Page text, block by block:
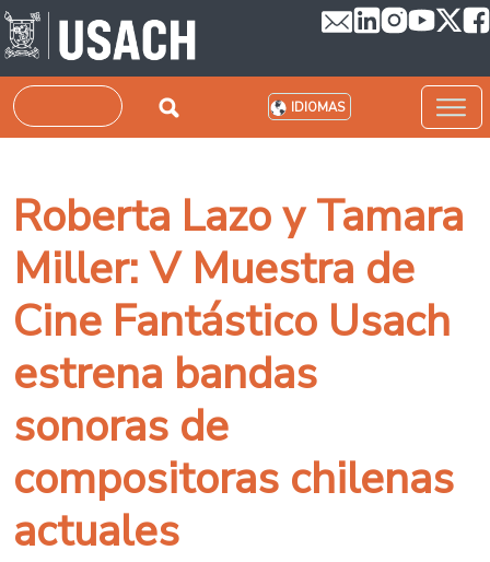
Pasar al contenido principal
Buscar IDIOMAS
Roberta Lazo y Tamara
Miller: V Muestra de
Cine Fantástico Usach
estrena bandas
sonoras de
compositoras chilenas
actuales